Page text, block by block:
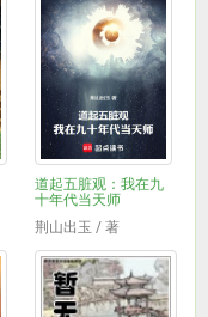
道起五脏观：我在九
十年代当天师
荆山出玉 / 著